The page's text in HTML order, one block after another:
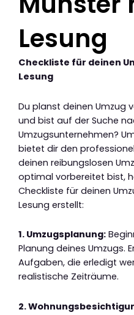
Lesung
Checkliste für deinen
Lesung
Du planst deinen Umzug
und bist auf der Suche
Umzugsunternehmen?
bietet dir den
deinen reibungslosen
optimal vorbereitet bist,
Checkliste für deinen
Lesung erstellt:
1. Umzugsplanung:
Planung deines Umzugs.
Aufgaben, die erledigt
realistische Zeiträume.
2.